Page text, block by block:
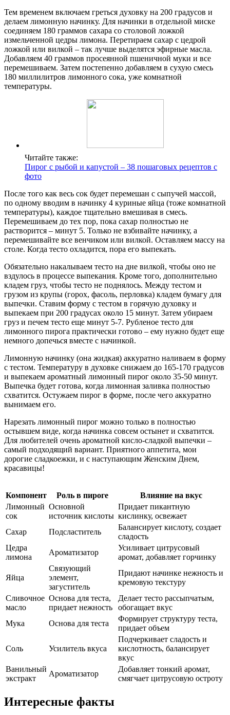
Тем временем включаем греться духовку на 200 градусов и
делаем лимонную начинку. Для начинки в отдельной миске
соединяем 180 граммов сахара со столовой ложкой
измельченной цедры лимона. Перетираем сахар с цедрой
ложкой или вилкой – так лучше выделятся эфирные масла.
Добавляем 40 граммов просеянной пшеничной муки и все
перемешиваем. Затем постепенно добавляем в сухую смесь
180 миллилитров лимонного сока, уже комнатной
температуры.
Читайте также:
Пирог с рыбой и капустой – 38 пошаговых рецептов с
фото
После того как весь сок будет перемешан с сыпучей массой,
по одному вводим в начинку 4 куриные яйца (тоже комнатной
температуры), каждое тщательно вмешивая в смесь.
Перемешиваем до тех пор, пока сахар полностью не
растворится – минут 5. Только не взбивайте начинку, а
перемешивайте все венчиком или вилкой. Оставляем массу на
столе. Когда тесто охладится, пора его выпекать.
Обязательно накалываем тесто на дне вилкой, чтобы оно не
вздулось в процессе выпекания. Кроме того, дополнительно
кладем груз, чтобы тесто не поднялось. Между тестом и
грузом из крупы (горох, фасоль, перловка) кладем бумагу для
выпечки. Ставим форму с тестом в горячую духовку и
выпекаем при 200 градусах около 15 минут. Затем убираем
груз и печем тесто еще минут 5-7. Рубленое тесто для
лимонного пирога практически готово – ему нужно будет еще
немного допечься вместе с начинкой.
Лимонную начинку (она жидкая) аккуратно наливаем в форму
с тестом. Температуру в духовке снижаем до 165-170 градусов
и выпекаем ароматный лимонный пирог около 35-50 минут.
Выпечка будет готова, когда лимонная заливка полностью
схватится. Остужаем пирог в форме, после чего аккуратно
вынимаем его.
Нарезать лимонный пирог можно только в полностью
остывшем виде, когда начинка совсем остынет и схватится.
Для любителей очень ароматной кисло-сладкой выпечки –
самый подходящий вариант. Приятного аппетита, мои
дорогие сладкоежки, и с наступающим Женским Днем,
красавицы!
Компонент Роль в пироге
Влияние на вкус
Лимонный
сок
Основной
источник кислоты
Придает пикантную
кислинку, освежает
Сахар
Подсластитель
Балансирует кислоту, создает
сладость
Цедра
лимона
Ароматизатор
Усиливает цитрусовый
аромат, добавляет горчинку
Яйца
Связующий
элемент,
загуститель
Придают начинке нежность и
кремовую текстуру
Сливочное
масло
Основа для теста,
придает нежность
Делает тесто рассыпчатым,
обогащает вкус
Мука
Основа для теста
Формирует структуру теста,
придает объем
Соль Усилитель вкуса
Подчеркивает сладость и
кислотность, балансирует
вкус
Ванильный
экстракт
Ароматизатор
Добавляет тонкий аромат,
смягчает цитрусовую остроту
Интересные факты